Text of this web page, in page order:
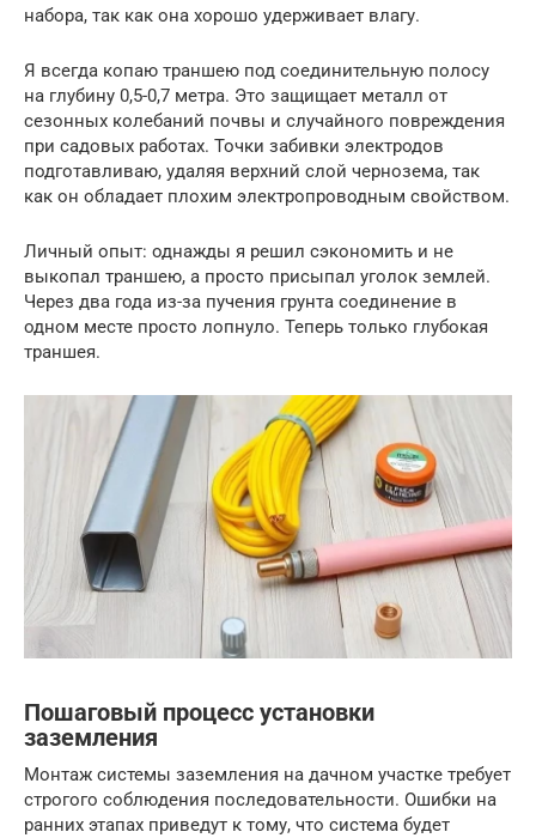
набора, так как она хорошо удерживает влагу.
Я всегда копаю траншею под соединительную полосу
на глубину 0,5-0,7 метра. Это защищает металл от
сезонных колебаний почвы и случайного повреждения
при садовых работах. Точки забивки электродов
подготавливаю, удаляя верхний слой чернозема, так
как он обладает плохим электропроводным свойством.
Личный опыт: однажды я решил сэкономить и не
выкопал траншею, а просто присыпал уголок землей.
Через два года из-за пучения грунта соединение в
одном месте просто лопнуло. Теперь только глубокая
траншея.
Пошаговый процесс установки
заземления
Монтаж системы заземления на дачном участке требует
строгого соблюдения последовательности. Ошибки на
ранних этапах приведут к тому, что система будет